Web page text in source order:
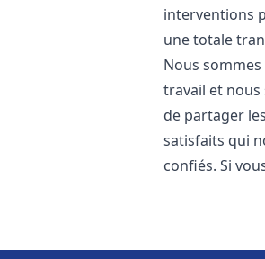
interventions
une totale
Nous
travail et
de partager
satisfaits qui
confiés. Si